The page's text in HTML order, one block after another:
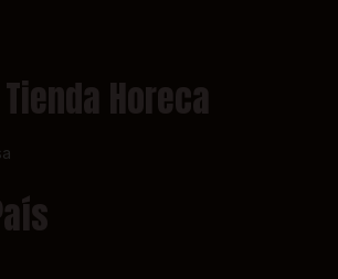
Horeca